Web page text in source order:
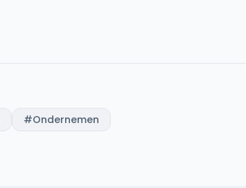
#Ondernemen